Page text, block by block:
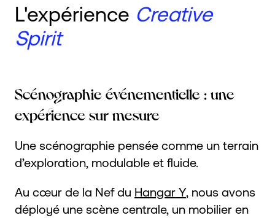
L'expérience Creative
Spirit
Scénographie événementielle : une
expérience sur mesure
Une scénographie pensée comme un terrain
d’exploration, modulable et fluide.
Au cœur de la Nef du Hangar Y, nous avons
déployé une scène centrale, un mobilier en